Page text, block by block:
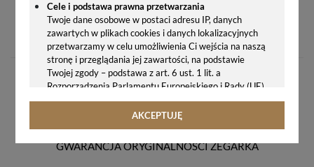
Cele i podstawa prawna przetwarzania
Twoje dane osobowe w postaci adresu IP, danych
zawartych w plikach cookies i danych lokalizacyjnych
przetwarzamy w celu umożliwienia Ci wejścia na naszą
stronę i przeglądania jej zawartości, na podstawie
Twojej zgody – podstawa z art. 6 ust. 1 lit. a
Rozporządzenia Parlamentu Europejskiego i Rady (UE)
2016/679 z 27.04.2016 r. w sprawie ochrony osób
fizycznych w związku z przetwarzaniem danych
rozporządzenie o ochronie danych, tj. RODO).
AKCEPTUJĘ
SMARTWATCH FOSSIL SPORT FTW6024
999,00 zł
GWARANCJA ORYGINALNOŚCI ZEGARKA